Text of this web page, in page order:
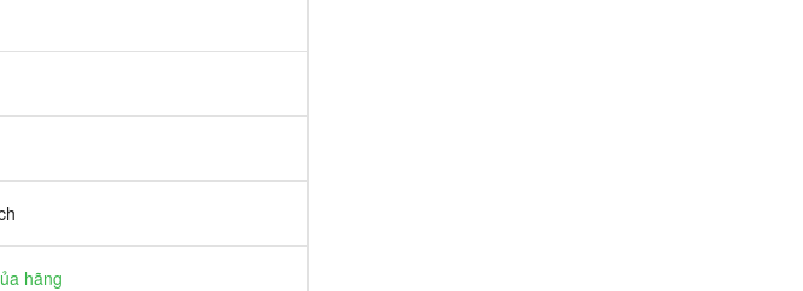
hãng